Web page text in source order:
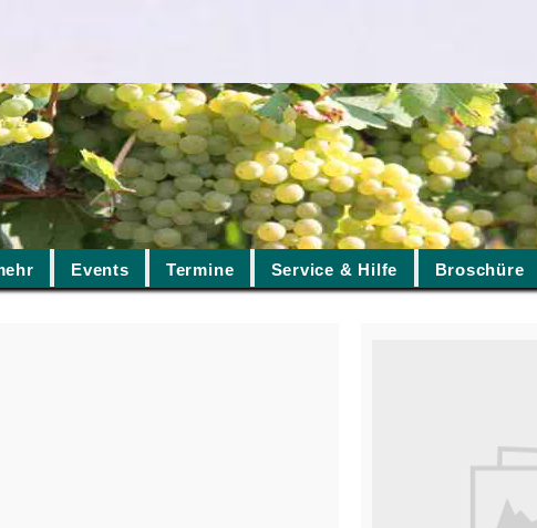
Events Termine Service & Hilfe Broschüre